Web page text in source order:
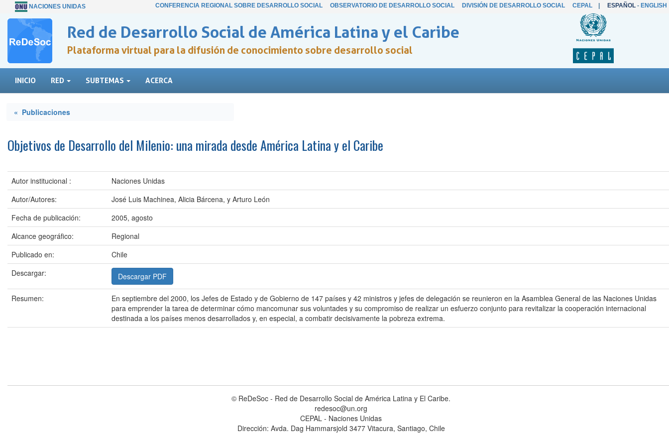
NACIONES UNIDAS CONFERENCIA REGIONAL SOBRE DESARROLLO SOCIAL OBSERVATORIO DE DESARROLLO SOCIAL DIVISIÓN DE DESARROLLO SOCIAL CEPAL| ESPAÑOL- ENGLISH
Red de Desarrollo Social de América Latina y el Caribe
Plataforma virtual para la difusión de conocimiento sobre desarrollo social
INICIO RED SUBTEMAS ACERCA
« Publicaciones
Objetivos de Desarrollo del Milenio: una mirada desde América Latina y el Caribe
Autor institucional :
Naciones Unidas
Autor/Autores:
José Luis Machinea, Alicia Bárcena, y Arturo León
Fecha de publicación:
2005, agosto
Alcance geográfico:
Regional
Publicado en:
Chile
Descargar:
Descargar PDF
Resumen:
En septiembre del 2000, los Jefes de Estado y de Gobierno de 147 países y 42 ministros y jefes de delegación se reunieron en la Asamblea General de las Naciones Unidas
para emprender la tarea de determinar cómo mancomunar sus voluntades y su compromiso de realizar un esfuerzo conjunto para revitalizar la cooperación internacional
destinada a los países menos desarrollados y, en especial, a combatir decisivamente la pobreza extrema.
© ReDeSoc - Red de Desarrollo Social de América Latina y El Caribe.
redesoc@un.org
CEPAL - Naciones Unidas
Dirección: Avda. Dag Hammarsjold 3477 Vitacura, Santiago, Chile